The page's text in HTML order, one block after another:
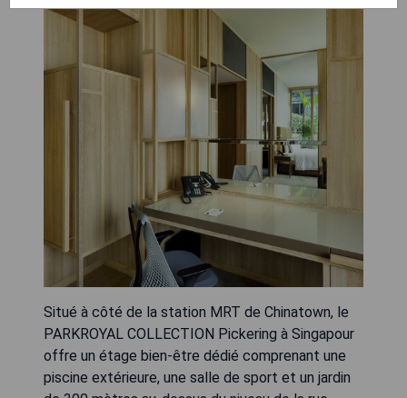
Situé à côté de la station MRT de Chinatown, le
PARKROYAL COLLECTION Pickering à Singapour
offre un étage bien-être dédié comprenant une
piscine extérieure, une salle de sport et un jardin